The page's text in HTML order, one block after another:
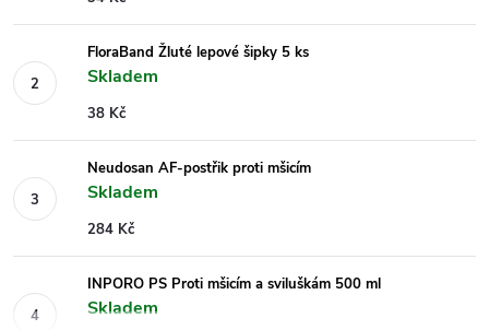
FloraBand Žluté lepové šipky 5 ks
Skladem
38 Kč
Neudosan AF-postřik proti mšicím
Skladem
284 Kč
INPORO PS Proti mšicím a sviluškám 500 ml
Skladem